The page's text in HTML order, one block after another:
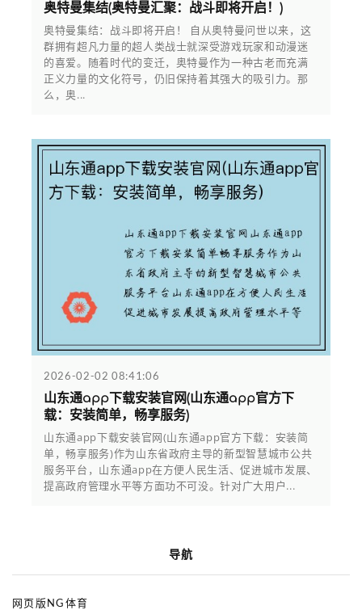
奥特曼集结(奥特曼汇聚：战斗即将开启！)
奥特曼集结：战斗即将开启！ 自从奥特曼问世以来，这
群拥有超凡力量的超人类战士就深受游戏玩家和动漫迷
的喜爱。随着时代的变迁，奥特曼作为一种古老而充满
正义力量的文化符号，仍旧保持着其强大的吸引力。那
么，奥...
2026-02-02 08:41:06
山东通app下载安装官网(山东通app官方下
载：安装简单，畅享服务)
山东通app下载安装官网(山东通app官方下载：安装简
单，畅享服务)作为山东省政府主导的新型智慧城市公共
服务平台，山东通app在方便人民生活、促进城市发展、
提高政府管理水平等方面功不可没。针对广大用户...
导航
网页版NG体育